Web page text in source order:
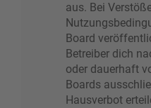
aus. Bei
Board
Betreiber dich
oder dauerhaft
Boards
Hausverbot